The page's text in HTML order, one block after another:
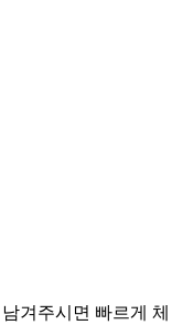
겨주시면 빠르게 체